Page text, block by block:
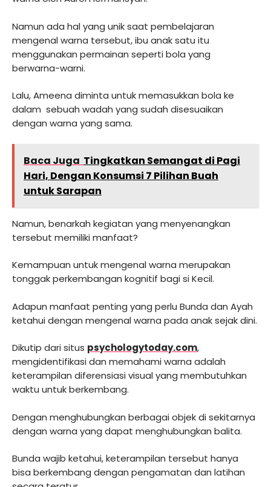
Namun ada hal yang unik saat pembelajaran
mengenal warna tersebut, ibu anak satu itu
menggunakan permainan seperti bola yang
berwarna-warni.
Lalu, Ameena diminta untuk memasukkan bola ke
dalam sebuah wadah yang sudah disesuaikan
dengan warna yang sama.
Baca Juga Tingkatkan Semangat di Pagi
Hari, Dengan Konsumsi 7 Pilihan Buah
untuk Sarapan
Namun, benarkah kegiatan yang menyenangkan
tersebut memiliki manfaat?
Kemampuan untuk mengenal warna merupakan
tonggak perkembangan kognitif bagi si Kecil.
Adapun manfaat penting yang perlu Bunda dan Ayah
ketahui dengan mengenal warna pada anak sejak dini.
Dikutip dari situs psychologytoday.com,
mengidentifikasi dan memahami warna adalah
keterampilan diferensiasi visual yang membutuhkan
waktu untuk berkembang.
Dengan menghubungkan berbagai objek di sekitarnya
dengan warna yang dapat menghubungkan balita.
Bunda wajib ketahui, keterampilan tersebut hanya
bisa berkembang dengan pengamatan dan latihan